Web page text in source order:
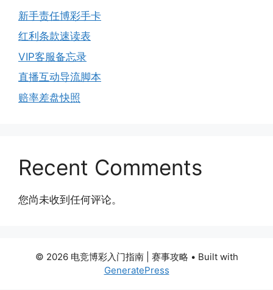
新手责任博彩手卡
红利条款速读表
VIP客服备忘录
直播互动导流脚本
赔率差盘快照
Recent Comments
您尚未收到任何评论。
© 2026 电竞博彩入门指南 | 赛事攻略 • Built with
GeneratePress